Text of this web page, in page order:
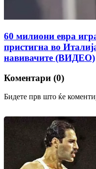
60 милиони евра
пристигна во
навивачите (ВИДЕО)
Коментари (0)
Бидете прв што ќе